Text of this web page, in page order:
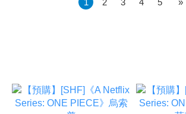
1 2 3 4 5 »